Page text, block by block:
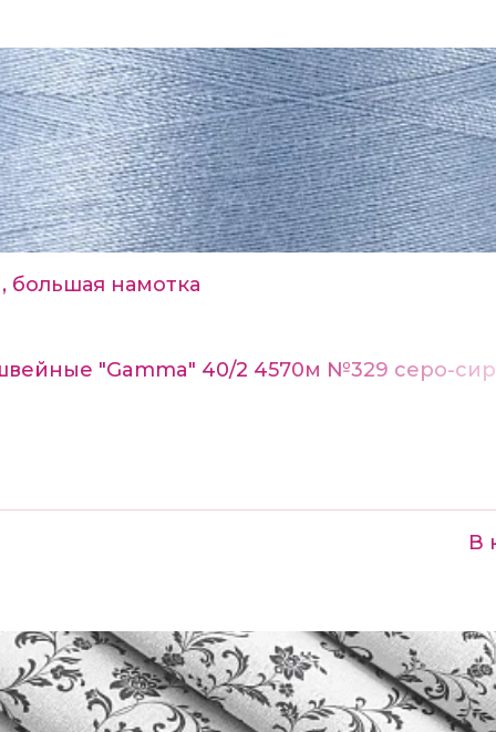
большая намотка
"Gamma" 40/2 4570м №329 серо-
В